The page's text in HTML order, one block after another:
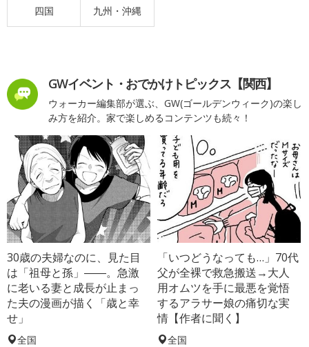
四国 九州・沖縄
GWイベント・おでかけトピックス【関西】
ウォーカー編集部が選ぶ、GW(ゴールデンウィーク)の楽し
み方を紹介。家で楽しめるコンテンツも続々！
30歳の夫婦なのに、見た目
は「祖母と孫」――。急激
に老いる妻と成長が止まっ
た夫の漫画が描く「歳と幸
せ」
全国
「いつどうなっても…」70代
父が全裸で救急搬送→大人
用オムツを手に最悪を覚悟
するアラサー娘の痛切な実
情【作者に聞く】
全国